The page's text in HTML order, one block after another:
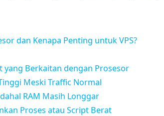
dan Kenapa Penting untuk VPS?
yang Berkaitan dengan Prosesor
Meski Traffic Normal
RAM Masih Longgar
Proses atau Script Berat